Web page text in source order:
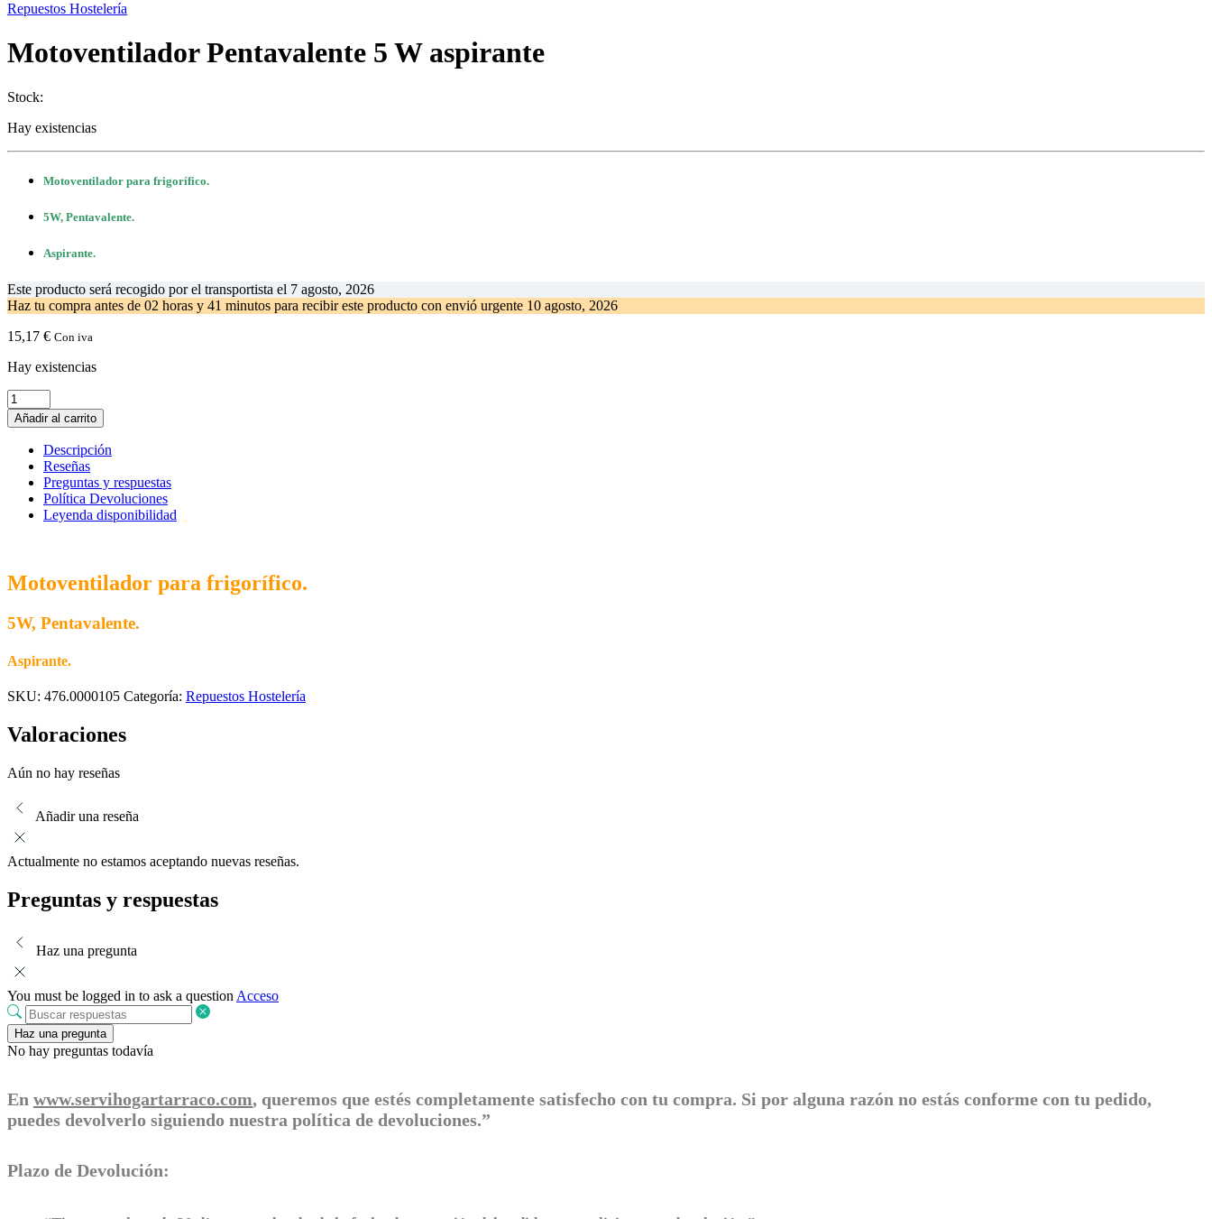
Repuestos Hostelería
Motoventilador Pentavalente 5 W aspirante
Stock:
Hay existencias
Motoventilador para frigorífico.
5W, Pentavalente.
Aspirante.
Este producto será recogido por el transportista el 7 agosto, 2026
Haz tu compra antes de 02 horas y 41 minutos para recibir este producto con envió urgente 10 agosto, 2026
15,17 € Con iva
Hay existencias
Motoventilador
Pentavalente
5
aspirante
cantidad
Añadir al carrito
Descripción
Reseñas
Preguntas y respuestas
Política Devoluciones
Leyenda disponibilidad
Motoventilador para frigorífico.
5W, Pentavalente.
Aspirante.
SKU: 476.0000105 Categoría: Repuestos Hostelería
Valoraciones
Aún no hay reseñas
Añadir una reseña
Actualmente no estamos aceptando nuevas reseñas.
Preguntas y respuestas
Haz una pregunta
You must be logged in to ask a question Acceso
Haz una pregunta
No hay preguntas todavía
En www.servihogartarraco.com, queremos que estés completamente satisfecho con tu compra. Si por alguna razón no estás conforme con tu pedido,
puedes devolverlo siguiendo nuestra política de devoluciones.”
Plazo de Devolución: